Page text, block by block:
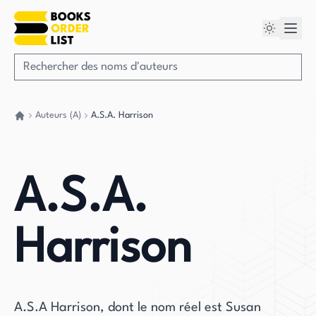
Auteurs (A) A.S.A. Harrison
A.S.A.
Harrison
A.S.A Harrison, dont le nom réel est Susan